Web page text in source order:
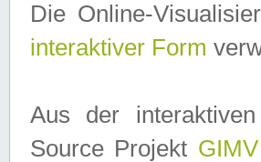
Die Online-
interaktiver Form
Aus der
Source Projekt GIMV